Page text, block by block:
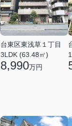
台東区東浅草１丁目
3LDK (63.48㎡)
8,990万円